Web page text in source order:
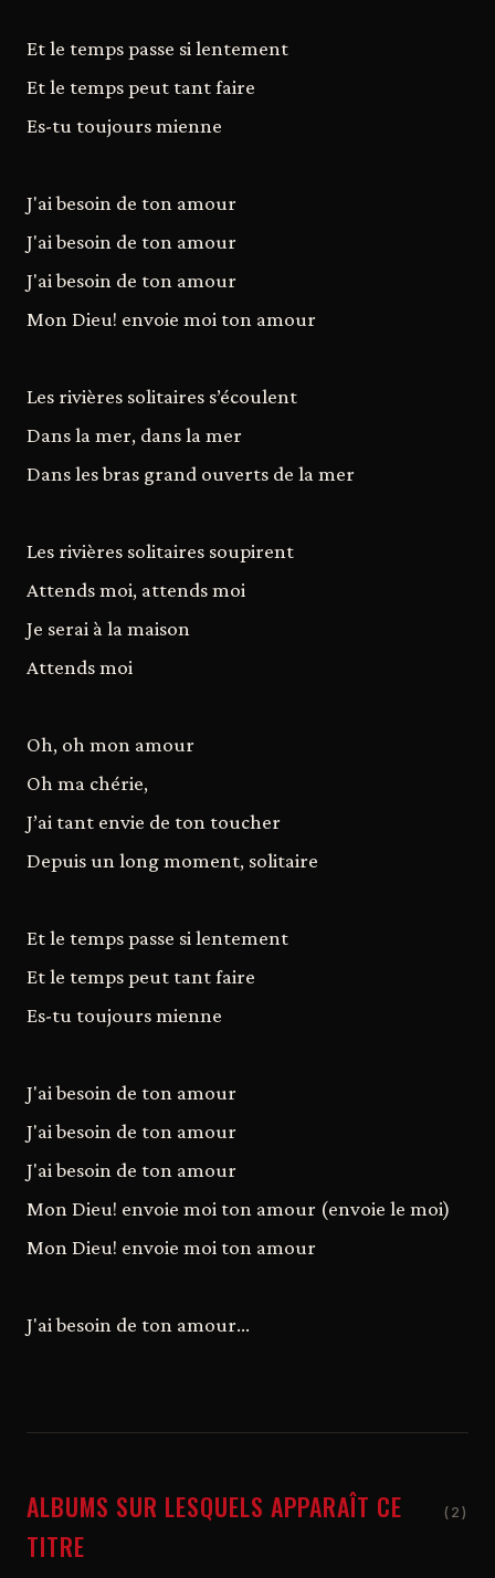
Et le temps passe si lentement
Et le temps peut tant faire
Es-tu toujours mienne
J'ai besoin de ton amour
J'ai besoin de ton amour
J'ai besoin de ton amour
Mon Dieu! envoie moi ton amour
Les rivières solitaires s’écoulent
Dans la mer, dans la mer
Dans les bras grand ouverts de la mer
Les rivières solitaires soupirent
Attends moi, attends moi
Je serai à la maison
Attends moi
Oh, oh mon amour
Oh ma chérie,
J’ai tant envie de ton toucher
Depuis un long moment, solitaire
Et le temps passe si lentement
Et le temps peut tant faire
Es-tu toujours mienne
J'ai besoin de ton amour
J'ai besoin de ton amour
J'ai besoin de ton amour
Mon Dieu! envoie moi ton amour (envoie le moi)
Mon Dieu! envoie moi ton amour
J'ai besoin de ton amour...
ALBUMS SUR LESQUELS APPARAÎT CE
TITRE
(2)